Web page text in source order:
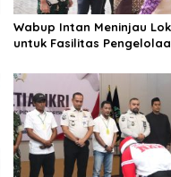
Wabup Intan Meninjau
untuk Fasilitas